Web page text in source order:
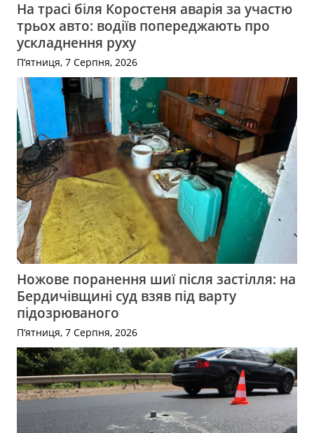
На трасі біля Коростеня аварія за участю
трьох авто: водіїв попереджають про
ускладнення руху
П’ятниця, 7 Серпня, 2026
Ножове поранення шиї після застілля: на
Бердичівщині суд взяв під варту
підозрюваного
П’ятниця, 7 Серпня, 2026